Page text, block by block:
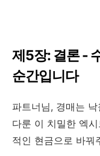
제5장: 결론 -
순간입니다
파트너님, 경매는
다룬 이 치밀한 엑
적인 현금으로 바꿔